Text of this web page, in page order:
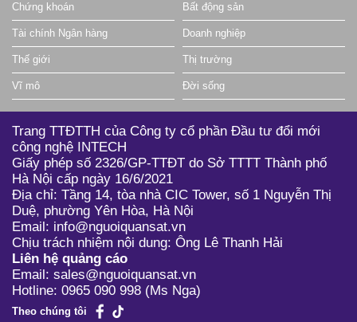
Chứng khoán Bất động sản
Tài chính Ngân hàng Doanh nghiệp
Thế giới Thị trường
Vĩ mô Đời sống
Trang TTĐTTH của Công ty cổ phần Đầu tư đổi mới
công nghệ INTECH
Giấy phép số 2326/GP-TTĐT do Sở TTTT Thành phố
Hà Nội cấp ngày 16/6/2021
Địa chỉ: Tầng 14, tòa nhà CIC Tower, số 1 Nguyễn Thị
Duệ, phường Yên Hòa, Hà Nội
Email: info@nguoiquansat.vn
Chịu trách nhiệm nội dung: Ông Lê Thanh Hải
Liên hệ quảng cáo
Email: sales@nguoiquansat.vn
Hotline: 0965 090 998 (Ms Nga)
Theo chúng tôi